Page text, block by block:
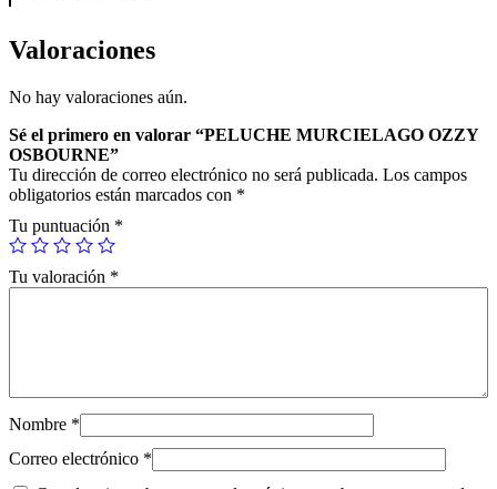
Valoraciones
No hay valoraciones aún.
Sé el primero en valorar “PELUCHE MURCIELAGO OZZY
OSBOURNE”
Tu dirección de correo electrónico no será publicada. Los campos
obligatorios están marcados con *
Tu puntuación *
Tu valoración *
Nombre *
Correo electrónico *